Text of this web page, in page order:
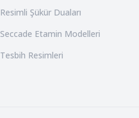
Resimli Şükür Duaları
Seccade Etamin Modelleri
Tesbih Resimleri